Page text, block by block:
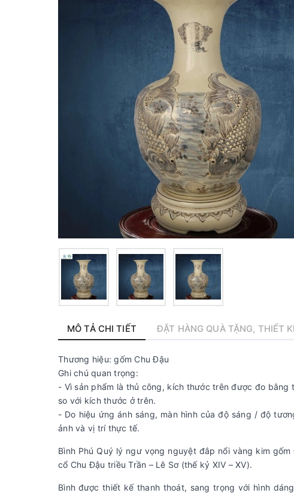
MÔ TẢ CHI TIẾT ĐẶT HÀNG QUÀ TẶNG, THIẾT
Thương hiệu: gốm Chu Đậu
Ghi chú quan trọng:
- Vì sản phẩm là thủ công, kích thước trên được đo
so với kích thước ở trên.
- Do hiệu ứng ánh sáng, màn hình của độ sáng / độ
ảnh và vị trí thực tế.
Bình Phú Quý lý ngư vọng nguyệt đắp nổi vàng kim
cổ Chu Đậu triều Trần – Lê Sơ (thế kỷ XIV – XV).
Bình được thiết kế thanh thoát, sang trọng với hình